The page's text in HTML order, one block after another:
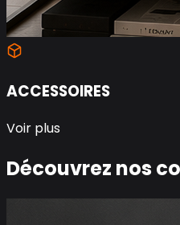
ACCESSOIRES
Voir plus
Découvrez nos